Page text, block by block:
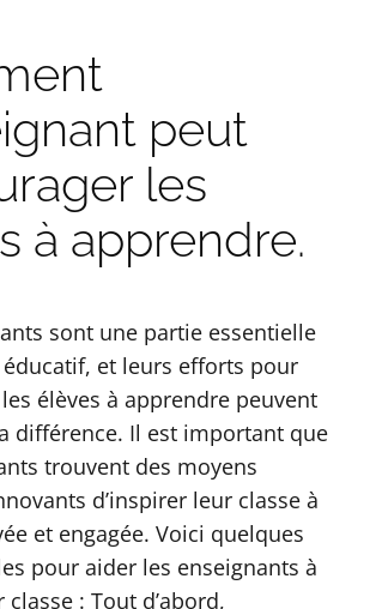
peut
les
à apprendre.
sont une partie essentielle
et leurs efforts pour
élèves à apprendre peuvent
différence. Il est important que
trouvent des moyens
d’inspirer leur classe à
et engagée. Voici quelques
pour aider les enseignants à
: Tout d’abord,